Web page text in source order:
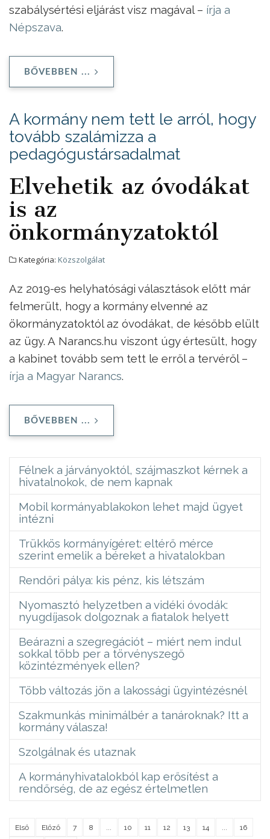
szabálysértési eljárást visz magával – írja a
Népszava.
BŐVEBBEN ...
A kormány nem tett le arról, hogy
tovább szalámizza a
pedagógustársadalmat
Elvehetik az óvodákat
is az
önkormányzatoktól
Kategória: Közszolgálat
Az 2019-es helyhatósági választások előtt már
felmerült, hogy a kormány elvenné az
ökormányzatoktól az óvodákat, de később elült
az ügy. A Narancs.hu viszont úgy értesült, hogy
a kabinet tovább sem tett le erről a tervéről –
írja a Magyar Narancs.
BŐVEBBEN ...
Félnek a járványoktól, szájmaszkot kérnek a
hivatalnokok, de nem kapnak
Mobil kormányablakokon lehet majd ügyet
intézni
Trükkös kormányígéret: eltérő mérce
szerint emelik a béreket a hivatalokban
Rendőri pálya: kis pénz, kis létszám
Nyomasztó helyzetben a vidéki óvodák:
nyugdíjasok dolgoznak a fiatalok helyett
Beárazni a szegregációt – miért nem indul
sokkal több per a törvényszegő
közintézmények ellen?
Több változás jön a lakossági ügyintézésnél
Szakmunkás minimálbér a tanároknak? Itt a
kormány válasza!
Szolgálnak és utaznak
A kormányhivatalokból kap erősítést a
rendőrség, de az egész értelmetlen
Első Előző 7 8 10 11 12 13 14 16